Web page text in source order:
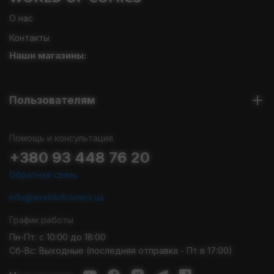
О нас
Контакты
Наши магазины:
Пользователям
Помощь и консультация
+380 93 448 76 20
Обратная связь
info@worldofcomics.ua
График работы
Пн-Пт: с 10:00 до 18:00
Сб-Вс: Выходные (последняя отправка - Пт в 17:00)